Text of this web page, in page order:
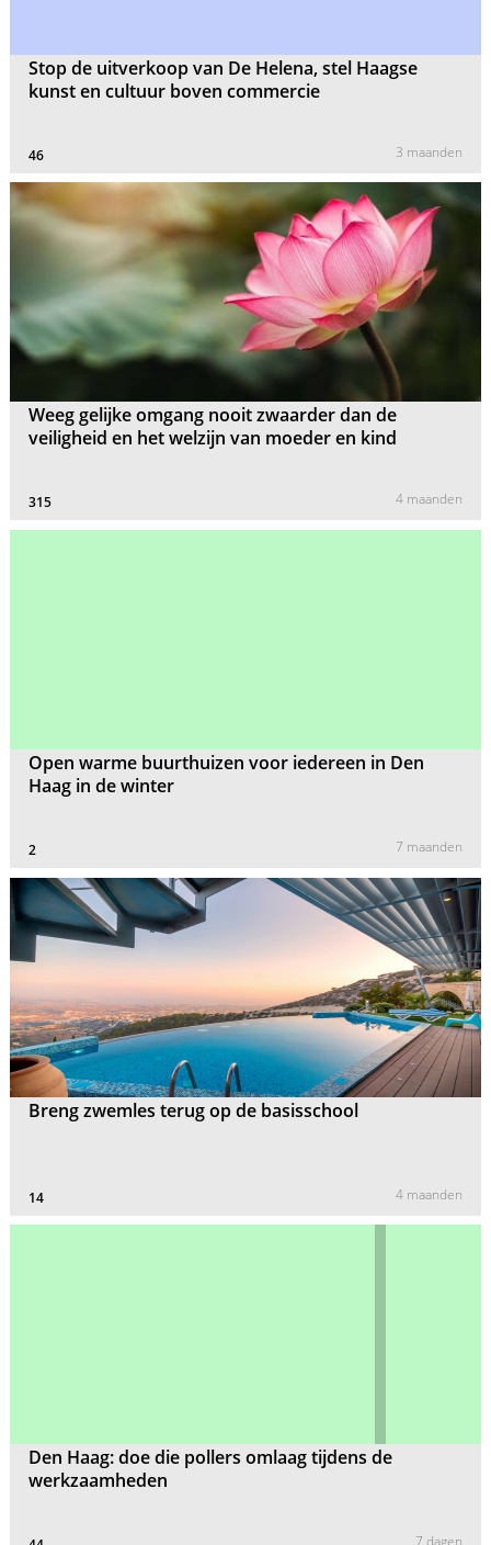
Stop de uitverkoop van De Helena, stel Haagse
kunst en cultuur boven commercie
46 3 maanden
Weeg gelijke omgang nooit zwaarder dan de
veiligheid en het welzijn van moeder en kind
315 4 maanden
Open warme buurthuizen voor iedereen in Den
Haag in de winter
2 7 maanden
Breng zwemles terug op de basisschool
14 4 maanden
Den Haag: doe die pollers omlaag tijdens de
werkzaamheden